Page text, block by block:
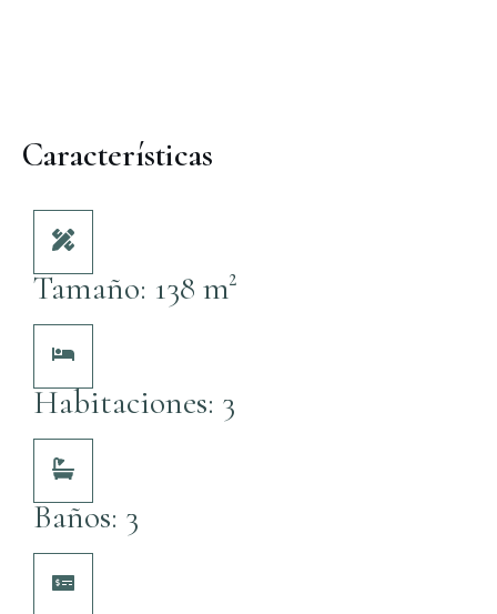
Características
Tamaño: 138 m²
Habitaciones: 3
Baños: 3